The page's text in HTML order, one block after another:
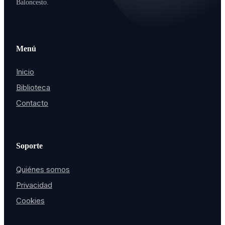
Baloncesto.
Menú
Inicio
Biblioteca
Contacto
Soporte
Quiénes somos
Privacidad
Cookies